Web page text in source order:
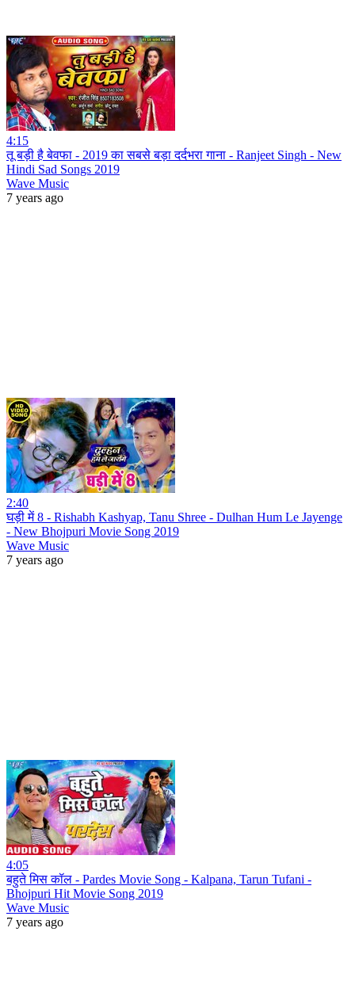
4:15
तू बड़ी है बेवफा - 2019 का सबसे बड़ा दर्दभरा गाना - Ranjeet Singh - New
Hindi Sad Songs 2019
Wave Music
7 years ago
2:40
घड़ी में 8 - Rishabh Kashyap, Tanu Shree - Dulhan Hum Le Jayenge
- New Bhojpuri Movie Song 2019
Wave Music
7 years ago
4:05
बहुते मिस कॉल - Pardes Movie Song - Kalpana, Tarun Tufani -
Bhojpuri Hit Movie Song 2019
Wave Music
7 years ago